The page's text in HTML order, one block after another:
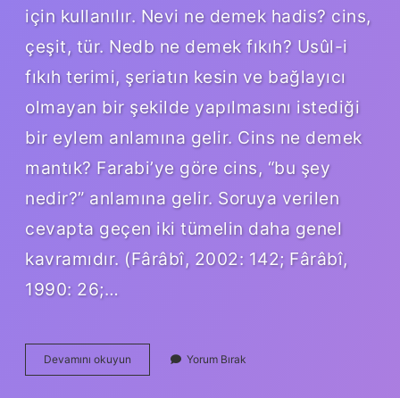
için kullanılır. Nevi ne demek hadis? cins,
çeşit, tür. Nedb ne demek fıkıh? Usûl-i
fıkıh terimi, şeriatın kesin ve bağlayıcı
olmayan bir şekilde yapılmasını istediği
bir eylem anlamına gelir. Cins ne demek
mantık? Farabi’ye göre cins, “bu şey
nedir?” anlamına gelir. Soruya verilen
cevapta geçen iki tümelin daha genel
kavramıdır. (Fârâbî, 2002: 142; Fârâbî,
1990: 26;…
Devamını okuyun
Nevi
Yorum Bırak